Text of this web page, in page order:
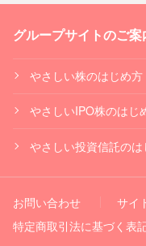
グループサイトのご案
やさしい株のはじめ方
やさしいIPO株のはじ
やさしい投資信託のは
お問い合わせ サイ
特定商取引法に基づく表